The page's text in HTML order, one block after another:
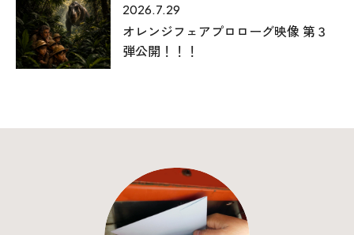
2026.7.29
オレンジフェアプロローグ映像 第３
弾公開！！！